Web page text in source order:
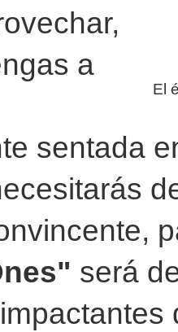
El
a
sentada
será